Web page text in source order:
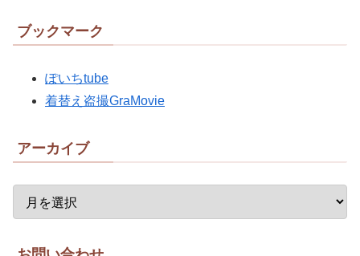
ブックマーク
ぽいちtube
着替え盗撮GraMovie
アーカイブ